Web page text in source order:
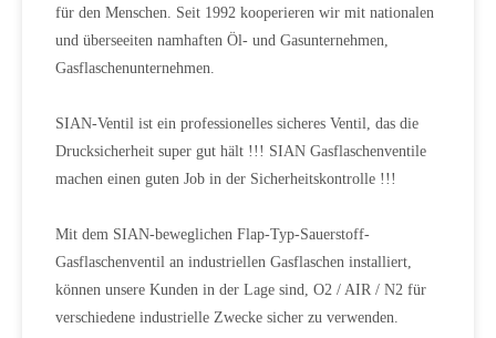
für den Menschen. Seit 1992 kooperieren wir mit nationalen
und überseeiten namhaften Öl- und Gasunternehmen,
Gasflaschenunternehmen.
SIAN-Ventil ist ein professionelles sicheres Ventil, das die
Drucksicherheit super gut hält !!! SIAN Gasflaschenventile
machen einen guten Job in der Sicherheitskontrolle !!!
Mit dem SIAN-beweglichen Flap-Typ-Sauerstoff-
Gasflaschenventil an industriellen Gasflaschen installiert,
können unsere Kunden in der Lage sind, O2 / AIR / N2 für
verschiedene industrielle Zwecke sicher zu verwenden.